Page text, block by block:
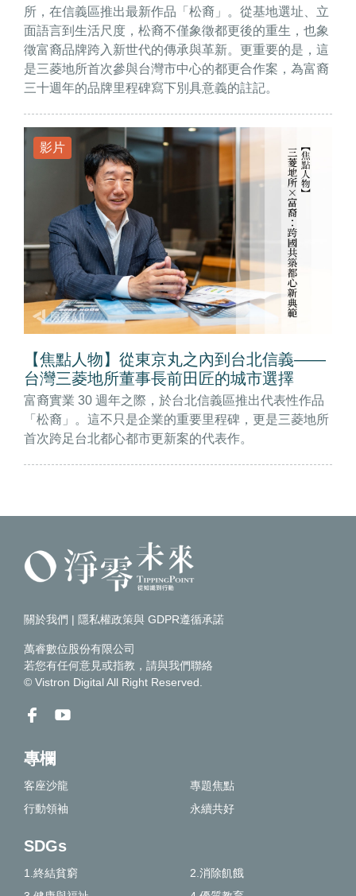
所，在信義區推出最新作品「松裔」。從基地選址、立
面語言到生活尺度，松裔不僅象徵都更後的重生，也象
徵富裔品牌跨入新世代的傳承與革新。更重要的是，這
是三菱地所首次參與台灣市中心的都更合作案，為富裔
三十週年的品牌里程碑寫下別具意義的註記。
影片
【焦點人物】從東京丸之內到台北信義——
台灣三菱地所董事長前田匠的城市選擇
富裔實業 30 週年之際，於台北信義區推出代表性作品
「松裔」。這不只是企業的重要里程碑，更是三菱地所
首次跨足台北都心都市更新案的代表作。
關於我們 | 隱私權政策與 GDPR遵循承諾
萬睿數位股份有限公司
若您有任何意見或指教，請與我們聯絡
© Vistron Digital All Right Reserved.
專欄
客座沙龍
專題焦點
行動領袖
永續共好
SDGs
1.終結貧窮
2.消除飢餓